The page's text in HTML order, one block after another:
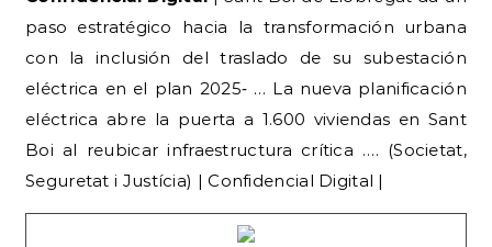
paso estratégico hacia la transformación urbana
con la inclusión del traslado de su subestación
eléctrica en el plan 2025‑ … La nueva planificación
eléctrica abre la puerta a 1.600 viviendas en Sant
Boi al reubicar infraestructura crítica …. (Societat,
Seguretat i Justícia) | Confidencial Digital |